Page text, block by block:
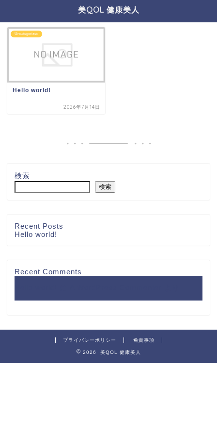
美QOL 健康美人
Uncategorized
Hello world!
2026年7月14日
検索
検索
Recent Posts
Hello world!
Recent Comments
プライバシーポリシー 免責事項
2026 美QOL 健康美人